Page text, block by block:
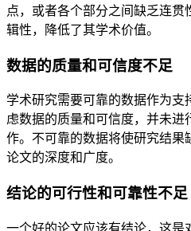
点，或者各个部分之间缺乏连
辑性，降低了其学术价值。
数据的质量和可信度不足
学术研究需要可靠的数据作为支
虑数据的质量和可信度，并未进
作。不可靠的数据将使研究结果
论文的深度和广度。
结论的可行性和可靠性不足
一个好的论文应该有结论，这是